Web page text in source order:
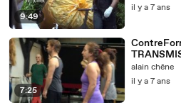
9:49
il y a 7 ans
7:25
dans la
alain chêne
il y a 7 ans